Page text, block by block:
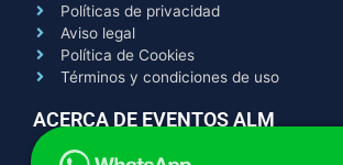
Políticas de privacidad
Aviso legal
Política de Cookies
Términos y condiciones de uso
ACERCA DE EVENTOS ALM